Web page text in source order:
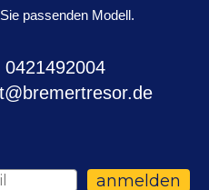
passenden Modell.
0421492004
anmelden